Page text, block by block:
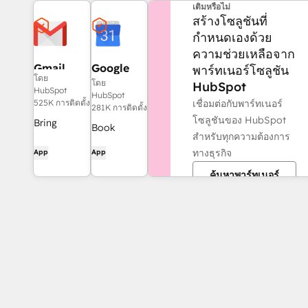
Gmail
โดย
HubSpot
525K การติดตั้ง
Bring
your inbox
with the
App
Google
Calendar
โดย
HubSpot
281K การติดตั้ง
Book
quickly and
easily with
App
เติมหรือไม่
สร้างโซลูชันที่
กำหนดเองด้วย
ความช่วยเหลือจาก
พาร์ทเนอร์โซลูชัน
HubSpot
เชื่อมต่อกับพาร์ทเนอร์
โซลูชันของ HubSpot
สำหรับทุกความต้องการ
ทางธุรกิจ
ค้นหาพาร์ทเนอร์